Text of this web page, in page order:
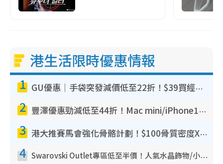
港生活限時優惠情報
1 GU優惠｜手袋突發減價低至22折！$39買經典波士頓包/餃子袋！飾物同步減價$29起！
2 豐澤優惠勁減低至44折！Mac mini/iPhone17Pro大減價！廚房家電$220起
3 港大推賽馬會強化骨骼計劃！$100骨質密度X光檢查 完成免費運動訓練送超市禮券！附參加資格
4 Swarovski Outlet專區低至半價！人氣水晶飾物/小擺設$138起！迪士尼款/水晶高跟鞋都有平